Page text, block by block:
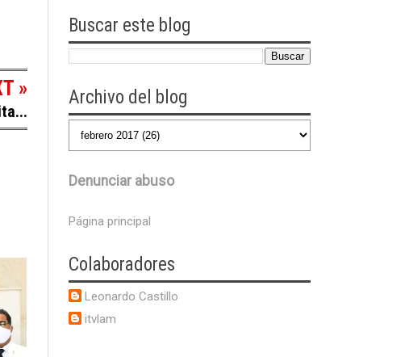
»
Buscar este blog
Archivo del blog
Denunciar abuso
Página principal
Colaboradores
Leonardo Castillo
itvlam